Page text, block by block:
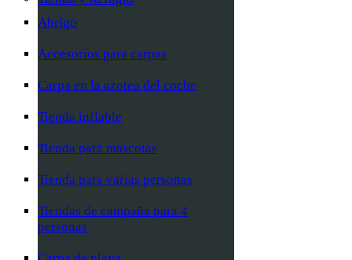
Abrigo
Accesorios para carpas
Carpa en la azotea del coche
Tienda inflable
Tienda para mascotas
Tienda para varias personas
Tiendas de campaña para 4
personas